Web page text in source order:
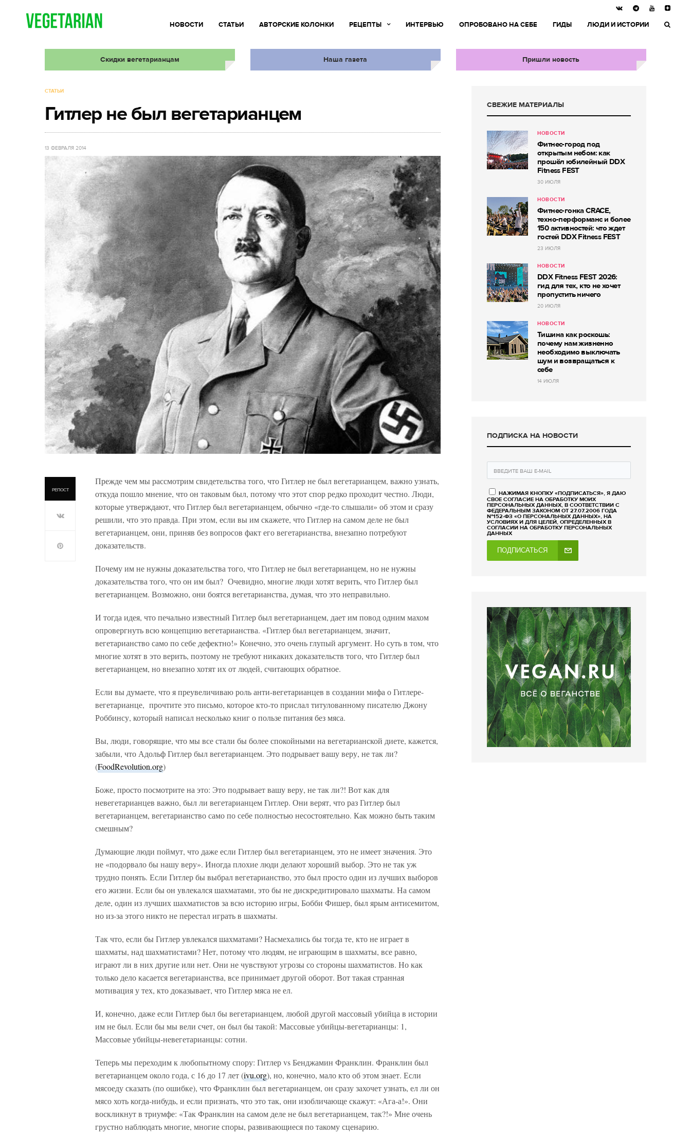
НОВОСТИ СТАТЬИ АВТОРСКИЕ КОЛОНКИ РЕЦЕПТЫ ИНТЕРВЬЮ ОПРОБОВАНО НА СЕБЕ ГИДЫ ЛЮДИ И ИСТОРИИ
Скидки вегетарианцам Наша газета Пришли новость
СТАТЬИ
Гитлер не был вегетарианцем
13 ФЕВРАЛЯ 2014
РЕПОСТ
Прежде чем мы рассмотрим свидетельства того, что Гитлер не был вегетарианцем, важно узнать,
откуда пошло мнение, что он таковым был, потому что этот спор редко проходит честно. Люди,
которые утверждают, что Гитлер был вегетарианцем, обычно «где-то слышали» об этом и сразу
решили, что это правда. При этом, если вы им скажете, что Гитлер на самом деле не был
вегетарианцем, они, приняв без вопросов факт его вегетарианства, внезапно потребуют
доказательств.
Почему им не нужны доказательства того, что Гитлер не был вегетарианцем, но не нужны
доказательства того, что он им был? Очевидно, многие люди хотят верить, что Гитлер был
вегетарианцем. Возможно, они боятся вегетарианства, думая, что это неправильно.
И тогда идея, что печально известный Гитлер был вегетарианцем, дает им повод одним махом
опровергнуть всю концепцию вегетарианства. «Гитлер был вегетарианцем, значит,
вегетарианство само по себе дефектно!» Конечно, это очень глупый аргумент. Но суть в том, что
многие хотят в это верить, поэтому не требуют никаких доказательств того, что Гитлер был
вегетарианцем, но внезапно хотят их от людей, считающих обратное.
Если вы думаете, что я преувеличиваю роль анти-вегетарианцев в создании мифа о Гитлере-
вегетарианце, прочтите это письмо, которое кто-то прислал титулованному писателю Джону
Роббинсу, который написал несколько книг о пользе питания без мяса.
Вы, люди, говорящие, что мы все стали бы более спокойными на вегетарианской диете, кажется,
забыли, что Адольф Гитлер был вегетарианцем. Это подрывает вашу веру, не так ли?
(FoodRevolution.org)
Боже, просто посмотрите на это: Это подрывает вашу веру, не так ли?! Вот как для
невегетарианцев важно, был ли вегетарианцем Гитлер. Они верят, что раз Гитлер был
вегетарианцем, вегетарианство само по себе полностью несостоятельно. Как можно быть таким
смешным?
Думающие люди поймут, что даже если Гитлер был вегетарианцем, это не имеет значения. Это
не «подорвало бы нашу веру». Иногда плохие люди делают хороший выбор. Это не так уж
трудно понять. Если Гитлер бы выбрал вегетарианство, это был просто один из лучших выборов
его жизни. Если бы он увлекался шахматами, это бы не дискредитировало шахматы. На самом
деле, один из лучших шахматистов за всю историю игры, Бобби Фишер, был ярым антисемитом,
но из-за этого никто не перестал играть в шахматы.
Так что, если бы Гитлер увлекался шахматами? Насмехались бы тогда те, кто не играет в
шахматы, над шахматистами? Нет, потому что людям, не играющим в шахматы, все равно,
играют ли в них другие или нет. Они не чувствуют угрозы со стороны шахматистов. Но как
только дело касается вегетарианства, все принимает другой оборот. Вот такая странная
мотивация у тех, кто доказывает, что Гитлер мяса не ел.
И, конечно, даже если Гитлер был бы вегетарианцем, любой другой массовый убийца в истории
им не был. Если бы мы вели счет, он был бы такой: Массовые убийцы-вегетарианцы: 1,
Массовые убийцы-невегетарианцы: сотни.
Теперь мы переходим к любопытному спору: Гитлер vs Бенджамин Франклин. Франклин был
вегетарианцем около года, с 16 до 17 лет (ivu.org), но, конечно, мало кто об этом знает. Если
мясоеду сказать (по ошибке), что Франклин был вегетарианцем, он сразу захочет узнать, ел ли он
мясо хоть когда-нибудь, и если признать, что это так, они изобличающе скажут: «Ага-а!». Они
воскликнут в триумфе: «Так Франклин на самом деле не был вегетарианцем, так?!» Мне очень
грустно наблюдать многие, многие споры, развивающиеся по такому сценарию.
СВЕЖИЕ МАТЕРИАЛЫ
НОВОСТИ
Фитнес-город под
открытым небом: как
прошёл юбилейный DDX
Fitness FEST
30 ИЮЛЯ
НОВОСТИ
Фитнес-гонка CRACE,
техно-перформанс и более
150 активностей: что ждет
гостей DDX Fitness FEST
23 ИЮЛЯ
НОВОСТИ
DDX Fitness FEST 2026:
гид для тех, кто не хочет
пропустить ничего
20 ИЮЛЯ
НОВОСТИ
Тишина как роскошь:
почему нам жизненно
необходимо выключать
шум и возвращаться к
себе
14 ИЮЛЯ
ПОДПИСКА НА НОВОСТИ
НАЖИМАЯ КНОПКУ «ПОДПИСАТЬСЯ», Я ДАЮ
СВОЕ СОГЛАСИЕ НА ОБРАБОТКУ МОИХ
ПЕРСОНАЛЬНЫХ ДАННЫХ, В СООТВЕТСТВИИ С
ФЕДЕРАЛЬНЫМ ЗАКОНОМ ОТ 27.07.2006 ГОДА
№152-ФЗ «О ПЕРСОНАЛЬНЫХ ДАННЫХ», НА
УСЛОВИЯХ И ДЛЯ ЦЕЛЕЙ, ОПРЕДЕЛЕННЫХ В
СОГЛАСИИ НА ОБРАБОТКУ ПЕРСОНАЛЬНЫХ
ДАННЫХ
ПОДПИСАТЬСЯ